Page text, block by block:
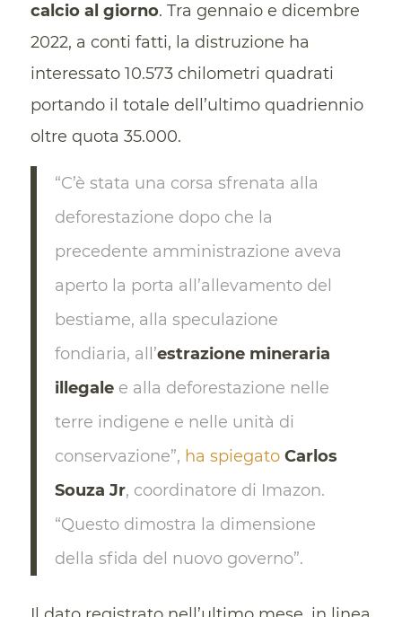
calcio al giorno. Tra gennaio e dicembre
2022, a conti fatti, la distruzione ha
interessato 10.573 chilometri quadrati
portando il totale dell’ultimo quadriennio
oltre quota 35.000.
“C’è stata una corsa sfrenata alla
deforestazione dopo che la
precedente amministrazione aveva
aperto la porta all’allevamento del
bestiame, alla speculazione
fondiaria, all’estrazione mineraria
illegalee alla deforestazione nelle
terre indigene e nelle unità di
conservazione”, ha spiegato Carlos
Souza Jr, coordinatore di Imazon.
“Questo dimostra la dimensione
della sfida del nuovo governo”.